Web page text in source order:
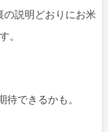
説明どおりにお米
。
できるかも。